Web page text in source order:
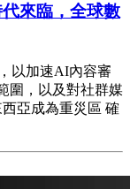
來臨，全球數
以加速AI內容審
圍，以及對社群媒
亞成為重災區 確